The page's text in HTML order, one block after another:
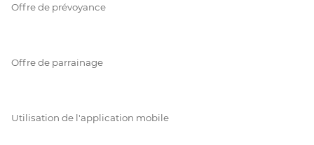
Offre de prévoyance
Offre de parrainage
Utilisation de l'application mobile